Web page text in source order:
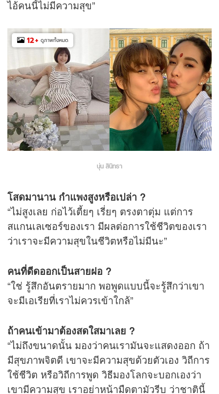
ไอ้คนนี้ไม่มีความสุข”
12+ ดูภาพทั้งหมด
นุ่น สินิทธา
โสดมานาน กำแพงสูงหรือเปล่า ?
“ไม่สูงเลย ก่อไว้เตี้ยๆ เรี่ยๆ ตรงตาตุ่ม แต่การ
สแกนเลเซอร์ของเรา มีผลต่อการใช้ชีวิตของเรา
ว่าเราจะมีความสุขในชีวิตหรือไม่มีนะ”
คนที่ดีดออกเป็นสายฝอ ?
“ใช่ รู้สึกอันตรายมาก พอพูดแบบนี้จะรู้สึกว่าเขา
จะมีเอเรียที่เราไม่ควรเข้าใกล้”
ถ้าคนเข้ามาต้องสดใสมาเลย ?
“ไม่ถึงขนาดนั้น มองว่าคนเรามันจะแสดงออก ถ้า
มีสุขภาพจิตดี เขาจะมีความสุขด้วยตัวเอง วิถีการ
ใช้ชีวิต หรือวิถีการพูด วิธีมองโลกจะบอกเองว่า
เขามีความสุข เราอย่าหน้ามืดตามัวรีบ ว่าชาตินี้